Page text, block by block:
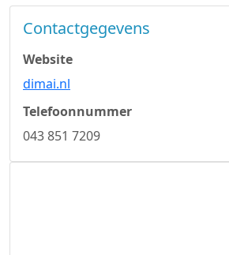
Contactgegevens
Website
dimai.nl
Telefoonnummer
043 851 7209